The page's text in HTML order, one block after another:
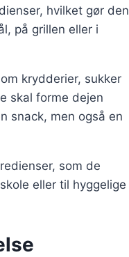
hvilket gør den
på grillen eller i
krydderier, sukker
skal forme dejen
snack, men også en
som de
eller til hyggelige